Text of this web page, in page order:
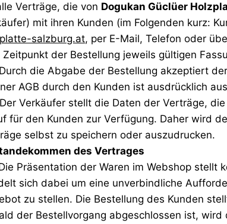
Verträge, die von Dogukan Güclüer
mit ihren Kunden (im Folgenden kurz:
salzburg.at, per E-Mail, Telefon oder
Zeitpunkt der Bestellung jeweils gültigen
die Abgabe der Bestellung akzeptiert
AGB durch den Kunden ist ausdrücklich
Verkäufer stellt die Daten der Verträge,
für den Kunden zur Verfügung. Daher wird
selbst zu speichern oder auszudrucken.
des Vertrages
Präsentation der Waren im Webshop stellt
sich dabei um eine unverbindliche
zu stellen. Die Bestellung des Kunden
der Bestellvorgang abgeschlossen ist,